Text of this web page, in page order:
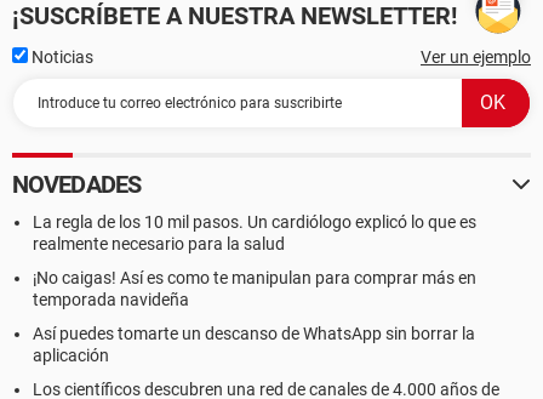
¡SUSCRÍBETE A NUESTRA NEWSLETTER!
Noticias Ver un ejemplo
NOVEDADES
La regla de los 10 mil pasos. Un cardiólogo explicó lo que es
realmente necesario para la salud
¡No caigas! Así es como te manipulan para comprar más en
temporada navideña
Así puedes tomarte un descanso de WhatsApp sin borrar la
aplicación
Los científicos descubren una red de canales de 4.000 años de